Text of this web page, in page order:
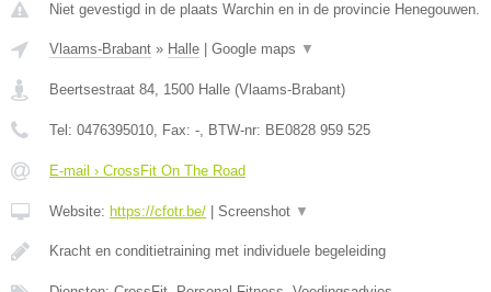
Niet gevestigd in de plaats Warchin en in de provincie Henegouwen.
Vlaams-Brabant » Halle Google maps ▼
Beertsestraat 84, 1500 Halle (Vlaams-Brabant)
Tel: 0476395010, Fax: -, BTW-nr: BE0828 959 525
E-mail › CrossFit On The Road
Website: https://cfotr.be/ Screenshot ▼
Kracht en conditietraining met individuele begeleiding